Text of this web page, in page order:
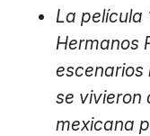
La película
Hermanos
escenarios
se vivieron
mexicana